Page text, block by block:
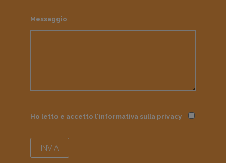
Messaggio
Ho letto e accetto l'informativa sulla privacy